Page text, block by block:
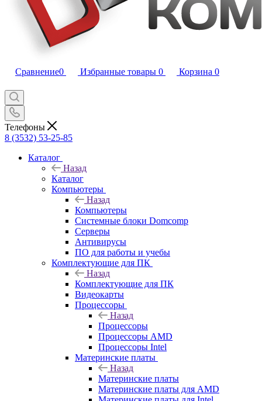
Сравнение0 Избранные товары 0 Корзина 0
Телефоны
8 (3532) 53-25-85
Каталог
Назад
Каталог
Компьютеры
Назад
Компьютеры
Системные блоки Domcomp
Серверы
Антивирусы
ПО для работы и учебы
Комплектующие для ПК
Назад
Комплектующие для ПК
Видеокарты
Процессоры
Назад
Процессоры
Процессоры AMD
Процессоры Intel
Материнские платы
Назад
Материнские платы
Материнские платы для AMD